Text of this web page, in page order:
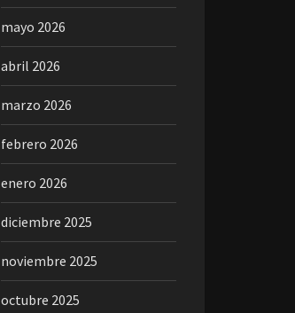
mayo 2026
abril 2026
marzo 2026
febrero 2026
enero 2026
diciembre 2025
noviembre 2025
octubre 2025